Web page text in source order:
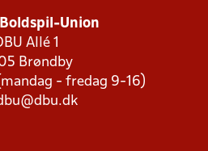
Boldspil-Union
Allé 1
Brøndby
- fredag 9-16)